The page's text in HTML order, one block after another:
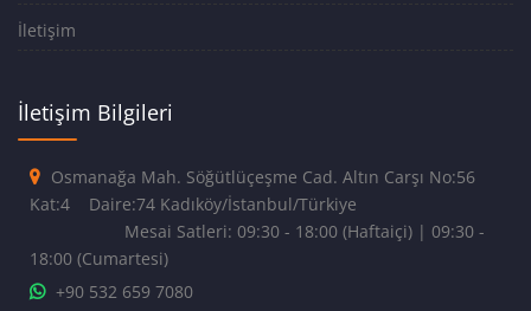
İletişim
İletişim Bilgileri
Osmanağa Mah. Söğütlüçeşme Cad. Altın Carşı No:56
Kat:4 Daire:74 Kadıköy/İstanbul/Türkiye
Mesai Satleri: 09:30 - 18:00 (Haftaiçi) | 09:30 -
18:00 (Cumartesi)
+90 532 659 7080